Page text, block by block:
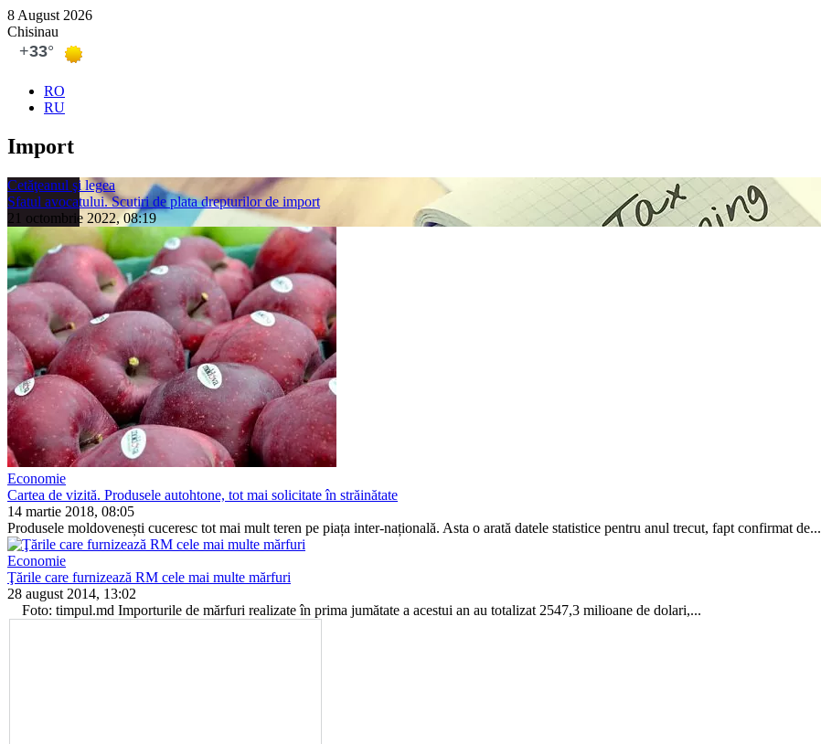
8 August 2026
Chisinau
RO
RU
Import
Cetăţeanul şi legea
Sfatul avocatului. Scutiri de plata drepturilor de import
21 octombrie 2022, 08:19
Economie
Cartea de vizită. Produsele autohtone, tot mai solicitate în străinătate
14 martie 2018, 08:05
Produsele moldovenești cuceresc tot mai mult teren pe piața inter-națională. Asta o arată datele sta­tistice pentru anul trecut, fapt confirmat de...
Economie
Ţările care furnizează RM cele mai multe mărfuri
28 august 2014, 13:02
Foto: timpul.md Importurile de mărfuri realizate în prima jumăta­te a acestui an au totalizat 2547,3 milioane de dolari,...